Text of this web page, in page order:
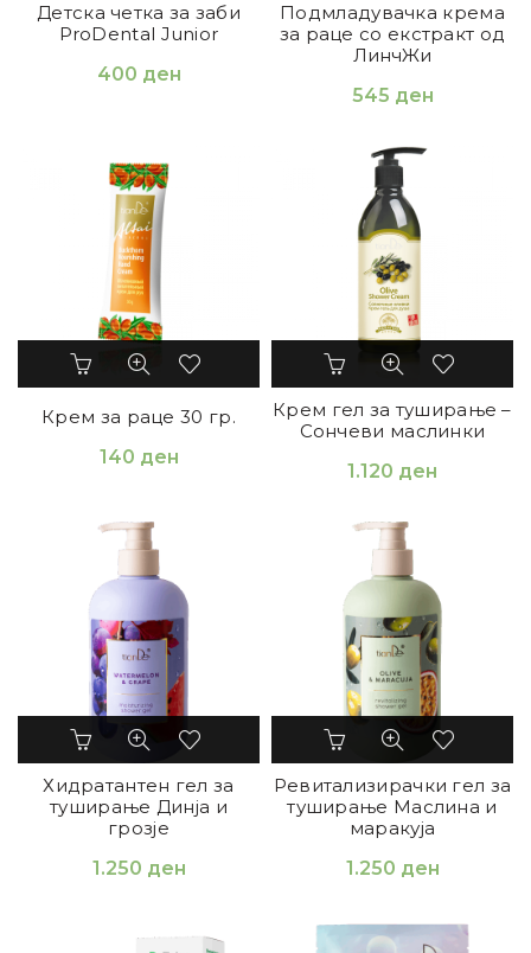
Детска четка за заби
ProDental Junior
400 ден
Подмладувачка крема
за раце со екстракт од
ЛинчЖи
545 ден
Крем за раце 30 гр.
140 ден
Крем гел за туширање –
Сончеви маслинки
1.120 ден
Хидратантен гел за
туширање Динја и
грозје
1.250 ден
Ревитализирачки гел за
туширање Маслинa и
маракуја
1.250 ден